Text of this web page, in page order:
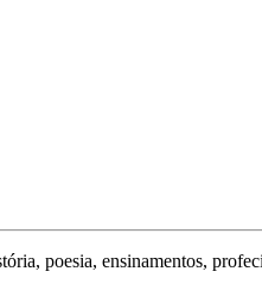
poesia, ensinamentos,